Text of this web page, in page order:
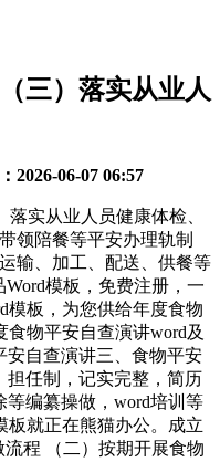
三）落实从业人
2026-06-07 06:57
实从业人员健康体检、
领陪餐等平安办理轨制
输、加工、配送、供餐等
模板，免费注册，一
模板，为您供给年度食物
物平安自查演讲word及
安自查演讲三、食物平安
担任制，记实完整，简历
编纂操做，word培训等
板就正在熊猫办公。成立
程 （二）按期开展食物